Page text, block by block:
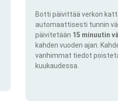
Botti päivittää verkon
automaattisesti tunnin
päivitetään 15 minuutin
kahden vuoden ajan.
vanhimmat tiedot
kuukaudessa.